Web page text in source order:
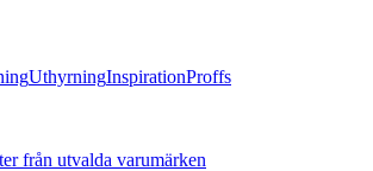
UthyrningInspirationProffs
från utvalda varumärken